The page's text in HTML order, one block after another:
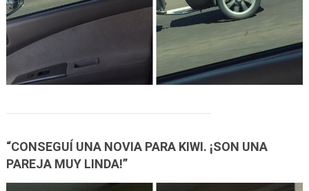
“CONSEGUÍ UNA NOVIA PARA KIWI. ¡SON UNA
PAREJA MUY LINDA!”